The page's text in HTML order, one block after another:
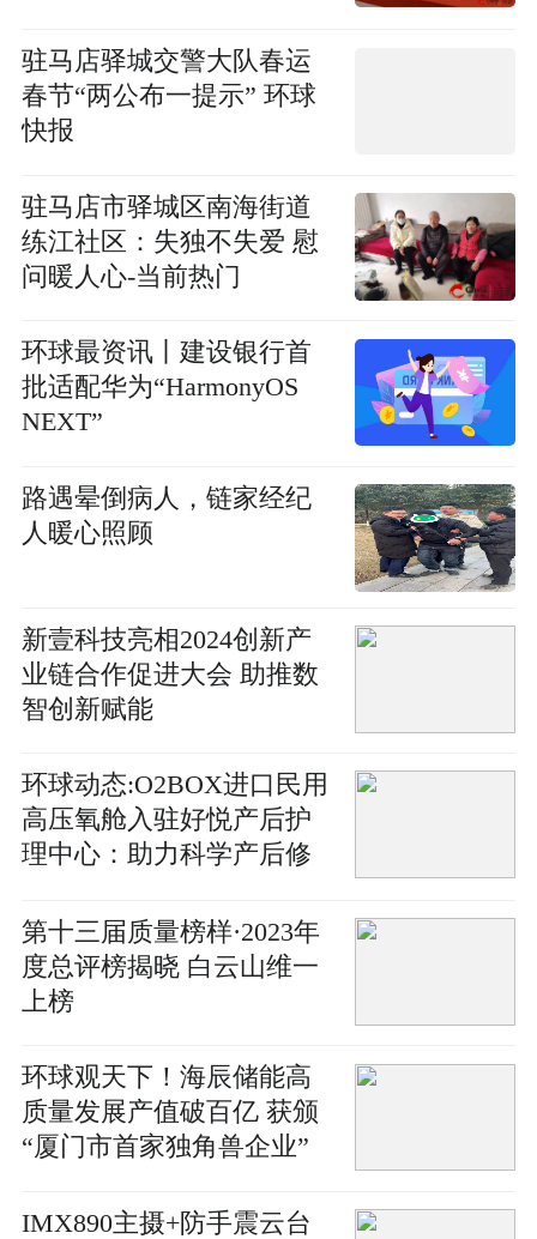
球新资讯
驻马店驿城交警大队春运
春节“两公布一提示” 环球
快报
驻马店市驿城区南海街道
练江社区：失独不失爱 慰
问暖人心-当前热门
环球最资讯丨建设银行首
批适配华为“HarmonyOS
NEXT”
路遇晕倒病人，链家经纪
人暖心照顾
新壹科技亮相2024创新产
业链合作促进大会 助推数
智创新赋能
环球动态:O2BOX进口民用
高压氧舱入驻好悦产后护
理中心：助力科学产后修
第十三届质量榜样·2023年
度总评榜揭晓 白云山维一
上榜
环球观天下！海辰储能高
质量发展产值破百亿 获颁
“厦门市首家独角兽企业”
IMX890主摄+防手震云台